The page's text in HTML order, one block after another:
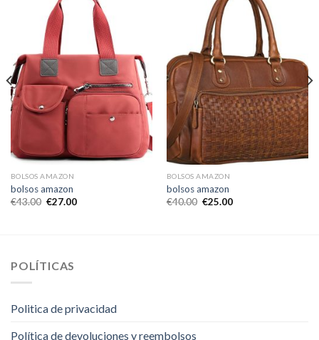
BOLSOS AMAZON
bolsos amazon
€43.00 €27.00
BOLSOS AMAZON
bolsos amazon
€40.00 €25.00
POLÍTICAS
Politica de privacidad
Política de devoluciones y reembolsos